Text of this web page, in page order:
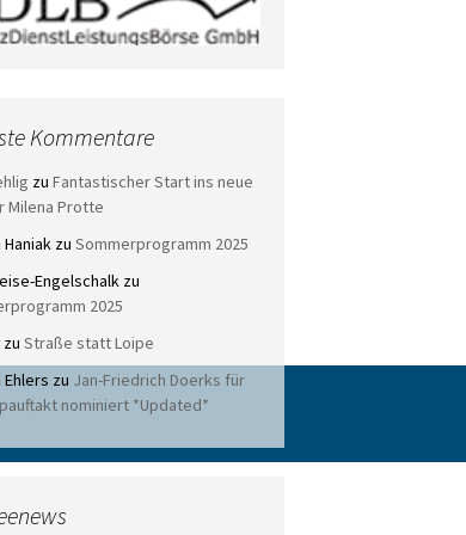
Kommentare
zu Fantastischer Start ins neue
Milena Protte
zu Sommerprogramm 2025
Engelschalk zu
2025
zu Straße statt Loipe
Ehlers zu Jan-Friedrich Doerks für
nominiert *Updated*